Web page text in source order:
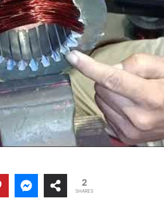
2
SHARES